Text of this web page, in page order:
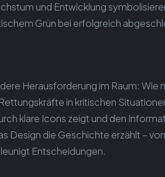
und Entwicklung
Grün bei erfolgreich
Herausforderung im Raum: Wie
in kritischen
klare Icons zeigt und den
Design die Geschichte erzählt –
Entscheidungen.